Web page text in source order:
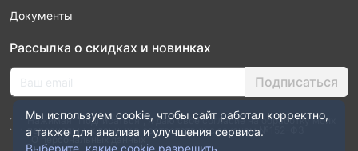
Документы
Рассылка о скидках и новинках
Подписаться
Нажимая “Подписаться”, я даю свое согласие на обработку моих
персональных данных в соответствии с законом №152-ФЗ
“О персональных данных”
Мы используем cookie, чтобы сайт работал корректно,
а также для анализа и улучшения сервиса.
Выберите, какие cookie разрешить